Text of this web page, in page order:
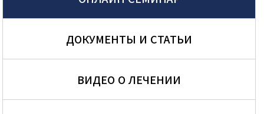
ДОКУМЕНТЫ И СТАТЬИ
ВИДЕО О ЛЕЧЕНИИ